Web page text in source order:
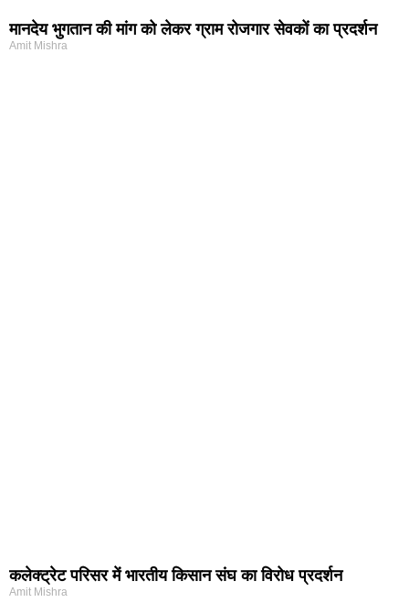
मानदेय भुगतान की मांग को लेकर ग्राम रोजगार सेवकों का प्रदर्शन
Amit Mishra
कलेक्ट्रेट परिसर में भारतीय किसान संघ का विरोध प्रदर्शन
Amit Mishra